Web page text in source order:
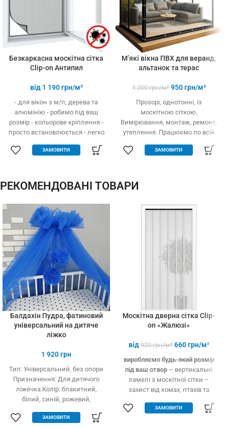
Безкаркасна москітна сітка
Clip-on Антипил
від 1 190грн/м²
- для вікон з м/п, дерева та
алюмінію - робимо під ваш
розмір - кольорове кріплення -
просто встановлюється - легко
дешевше аналогів за явних
які форми та розміри:
трикутник, трапеція - проста в
установці (інструмент не
потрібний)
ЗАМОВИТИ
М’які вікна ПВХ для веранд,
альтанок та терас
1 200грн/м² 950грн/м²
Прозорі, однотонні, із
москітною сіткою.
Вимірювання, монтаж, ремонт,
утеплення. Працюємо по всій
ЗАМОВИТИ
РЕКОМЕНДОВАНІ ТОВАРИ
Балдахін Пудра, фатиновий
універсальний на дитяче
ліжко
1 920грн
Тип: Універсальний, без опори
Призначення: Для дитячого
ліжечка Колір: блакитний,
білий, синій, рожевий,
(Євросітка) Розміри: 1,8 х 9 м
ЗАМОВИТИ
Москітна дверна сітка Clip-
on «Жалюзі»
від 920грн/м² 660грн/м²
виробляємо будь-який розмір
під ваш отвор – вертикальні
ламелі з москітної сітки –
захист від комах, птахів та
пропускає повітря – підходить
ЗАМОВИТИ